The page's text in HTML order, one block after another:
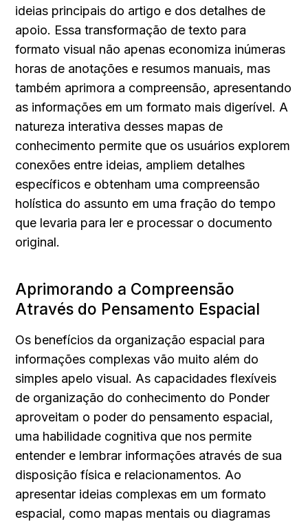
ideias principais do artigo e dos detalhes de
apoio. Essa transformação de texto para
formato visual não apenas economiza inúmeras
horas de anotações e resumos manuais, mas
também aprimora a compreensão, apresentando
as informações em um formato mais digerível. A
natureza interativa desses mapas de
conhecimento permite que os usuários explorem
conexões entre ideias, ampliem detalhes
específicos e obtenham uma compreensão
holística do assunto em uma fração do tempo
que levaria para ler e processar o documento
original.
Aprimorando a Compreensão
Através do Pensamento Espacial
Os benefícios da organização espacial para
informações complexas vão muito além do
simples apelo visual. As capacidades flexíveis
de organização do conhecimento do Ponder
aproveitam o poder do pensamento espacial,
uma habilidade cognitiva que nos permite
entender e lembrar informações através de sua
disposição física e relacionamentos. Ao
apresentar ideias complexas em um formato
espacial, como mapas mentais ou diagramas